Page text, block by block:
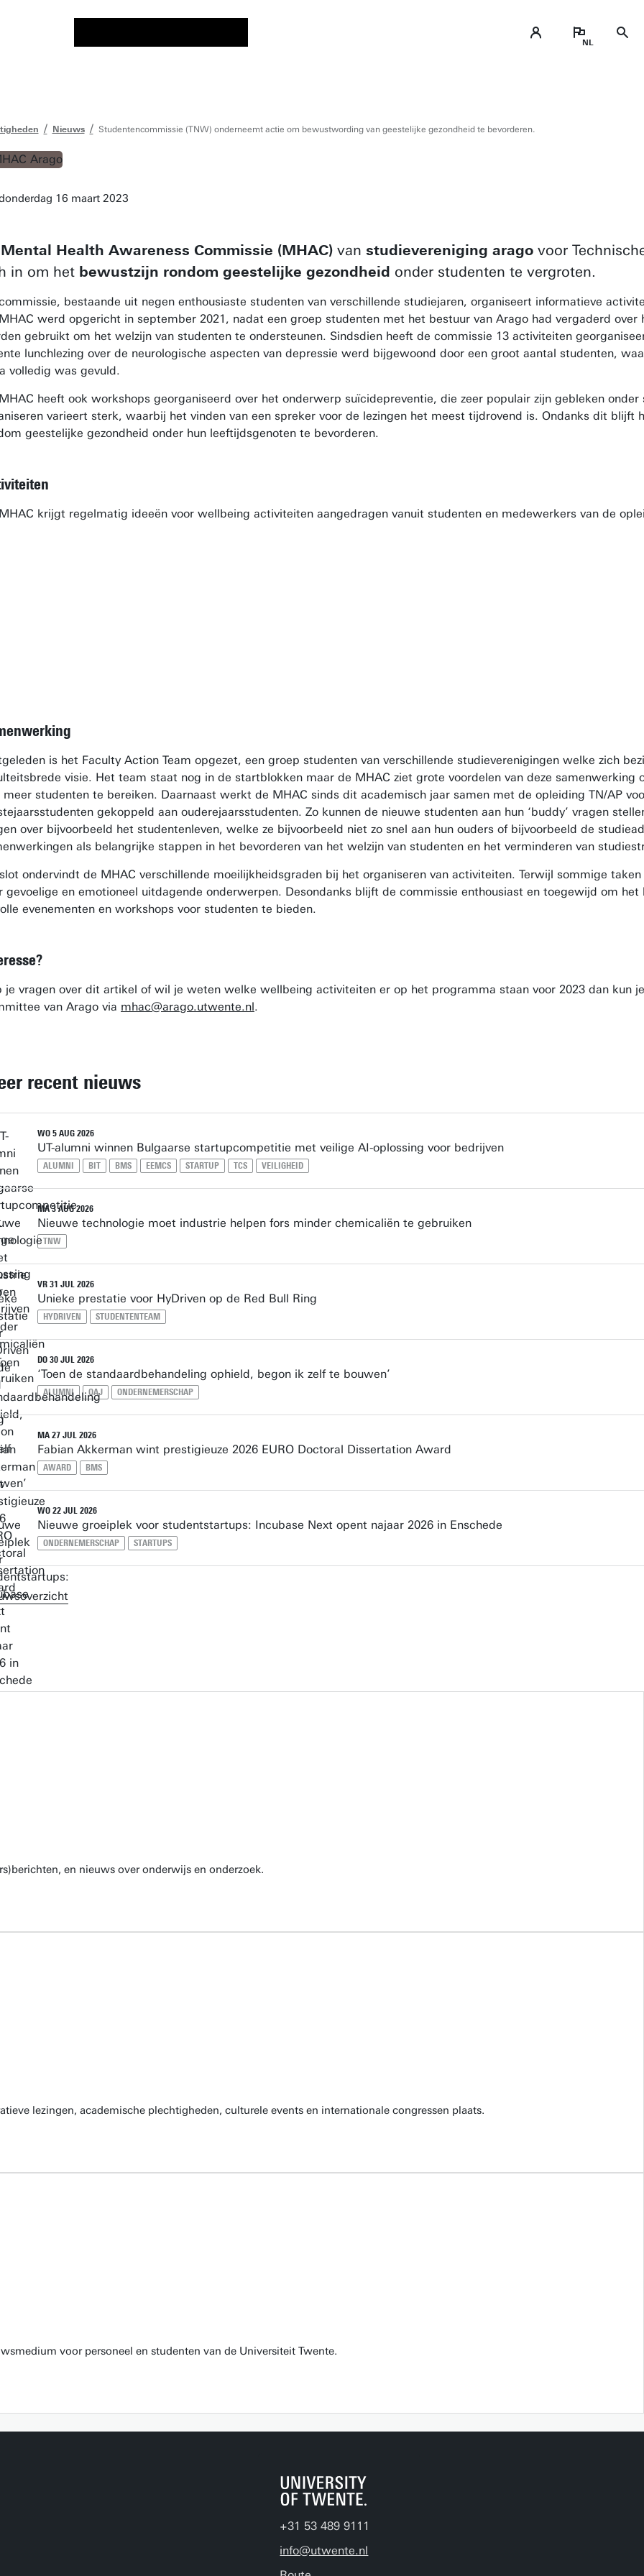
Nieuws Studentencommissie (TNW) onderneemt actie om bewustwording van geestelijke gezondheid te bevorderen.
16 maart 2023
Mental Health Awareness Commissie (MHAC) van studievereniging arago voor
in om het bewustzijn rondom geestelijke gezondheid onder studenten te vergroten.
bestaande uit negen enthousiaste studenten van verschillende studiejaren, organiseert informatieve
werd opgericht in september 2021, nadat een groep studenten met het bestuur van Arago had vergaderd
gebruikt om het welzijn van studenten te ondersteunen. Sindsdien heeft de commissie 13 activiteiten
lunchlezing over de neurologische aspecten van depressie werd bijgewoond door een groot aantal studenten,
volledig was gevuld.
heeft ook workshops georganiseerd over het onderwerp suïcidepreventie, die zeer populair zijn gebleken
varieert sterk, waarbij het vinden van een spreker voor de lezingen het meest tijdrovend is. Ondanks dit
geestelijke gezondheid onder hun leeftijdsgenoten te bevorderen.
krijgt regelmatig ideeën voor wellbeing activiteiten aangedragen vanuit studenten en medewerkers van de
is het Faculty Action Team opgezet, een groep studenten van verschillende studieverenigingen welke zich
visie. Het team staat nog in de startblokken maar de MHAC ziet grote voordelen van deze
meer studenten te bereiken. Daarnaast werkt de MHAC sinds dit academisch jaar samen met de opleiding TN/AP
gekoppeld aan ouderejaarsstudenten. Zo kunnen de nieuwe studenten aan hun ‘buddy’ vragen
over bijvoorbeeld het studentenleven, welke ze bijvoorbeeld niet zo snel aan hun ouders of bijvoorbeeld de
als belangrijke stappen in het bevorderen van het welzijn van studenten en het verminderen van
ondervindt de MHAC verschillende moeilijkheidsgraden bij het organiseren van activiteiten. Terwijl sommige
gevoelige en emotioneel uitdagende onderwerpen. Desondanks blijft de commissie enthousiast en toegewijd om
evenementen en workshops voor studenten te bieden.
je vragen over dit artikel of wil je weten welke wellbeing activiteiten er op het programma staan voor 2023 dan kun
van Arago via mhac@arago.utwente.nl.
recent nieuws
WO 5 AUG 2026
UT-alumni winnen Bulgaarse startupcompetitie met veilige AI-oplossing voor bedrijven
ALUMNI BIT BMS EEMCS STARTUP TCS VEILIGHEID
MA 3 AUG 2026
Nieuwe technologie moet industrie helpen fors minder chemicaliën te gebruiken
TNW
VR 31 JUL 2026
Unieke prestatie voor HyDriven op de Red Bull Ring
HYDRIVEN STUDENTENTEAM
DO 30 JUL 2026
‘Toen de standaardbehandeling ophield, begon ik zelf te bouwen’
ALUMNI OAJ ONDERNEMERSCHAP
MA 27 JUL 2026
Fabian Akkerman wint prestigieuze 2026 EURO Doctoral Dissertation Award
AWARD BMS
WO 22 JUL 2026
Nieuwe groeiplek voor studentstartups: Incubase Next opent najaar 2026 in Enschede
ONDERNEMERSCHAP STARTUPS
en nieuws over onderwijs en onderzoek.
lezingen, academische plechtigheden, culturele events en internationale congressen plaats.
voor personeel en studenten van de Universiteit Twente.
+31 53 489 9111
info@utwente.nl